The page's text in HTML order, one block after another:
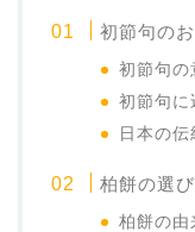
初節句の
初節句の
初節句に
日本の
柏餅の選
柏餅の由